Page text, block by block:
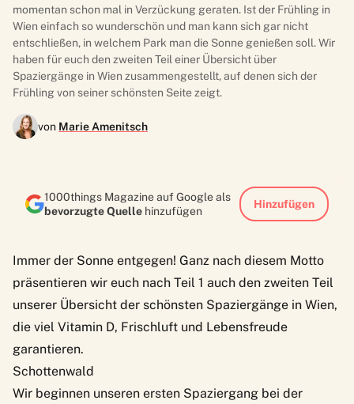
momentan schon mal in Verzückung geraten. Ist der Frühling in
Wien einfach so wunderschön und man kann sich gar nicht
entschließen, in welchem Park man die Sonne genießen soll. Wir
haben für euch den zweiten Teil einer Übersicht über
Spaziergänge in Wien zusammengestellt, auf denen sich der
Frühling von seiner schönsten Seite zeigt.
von Marie Amenitsch
1000things Magazine auf Google als
bevorzugte Quelle hinzufügen
Hinzufügen
Immer der Sonne entgegen! Ganz nach diesem Motto
präsentieren wir euch nach Teil 1 auch den zweiten Teil
unserer Übersicht der schönsten Spaziergänge in Wien,
die viel Vitamin D, Frischluft und Lebensfreude
garantieren.
Schottenwald
Wir beginnen unseren ersten Spaziergang bei der